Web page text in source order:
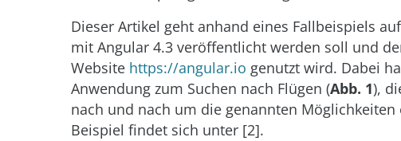
Dieser Artikel geht anhand eines Fallbeispiels
mit Angular 4.3 veröffentlicht werden soll und
Website https://angular.io genutzt wird. Dabei
Anwendung zum Suchen nach Flügen (Abb. 1),
nach und nach um die genannten
Beispiel findet sich unter [2].